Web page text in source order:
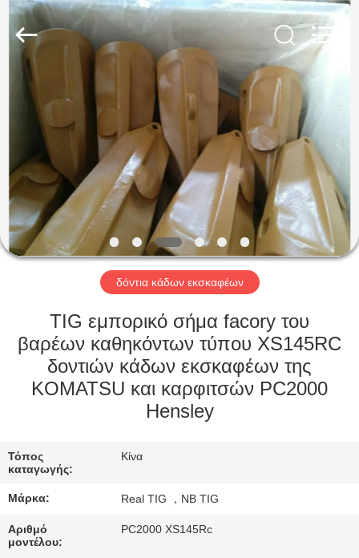
ΣΠΊΤΙ
ΠΡΟΪΌΝΤΑ
ΠΕΡΊΠΟΥ
ΕΜΕΊΣ
ΓΎΡΟΣ
ΕΡΓΟΣΤΑΣΊΩΝ
ΠΟΙΟΤΙΚΌΣ
ΈΛΕΓΧΟΣ
ΣΕ
ΕΠΑΦΉ
ΜΕ
Industrial
Co.,Ltd.
Rights
Reserved.
Developed
δόντια κάδων εκσκαφέων
TIG εμπορικό σήμα facory του
βαρέων καθηκόντων τύπου XS145RC
δοντιών κάδων εκσκαφέων της
KOMATSU και καρφιτσών PC2000
Hensley
Τόπος
καταγωγής:
Κίνα
Μάρκα: Real TIG ，NB TIG
Αριθμό
μοντέλου:
PC2000 XS145Rc